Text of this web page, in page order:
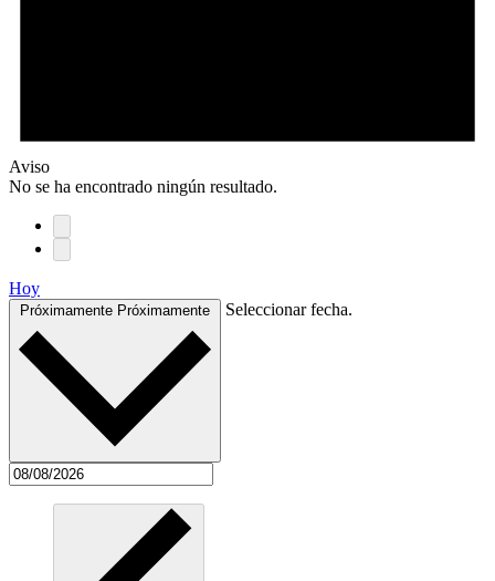
Aviso
No se ha encontrado ningún resultado.
Hoy
Próximamente Próximamente Seleccionar fecha.